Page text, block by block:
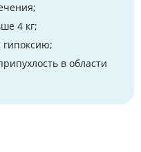
4 кг;
в области